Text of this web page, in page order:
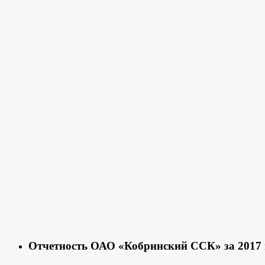
Отчетность ОАО «Кобринский ССК» за 2017